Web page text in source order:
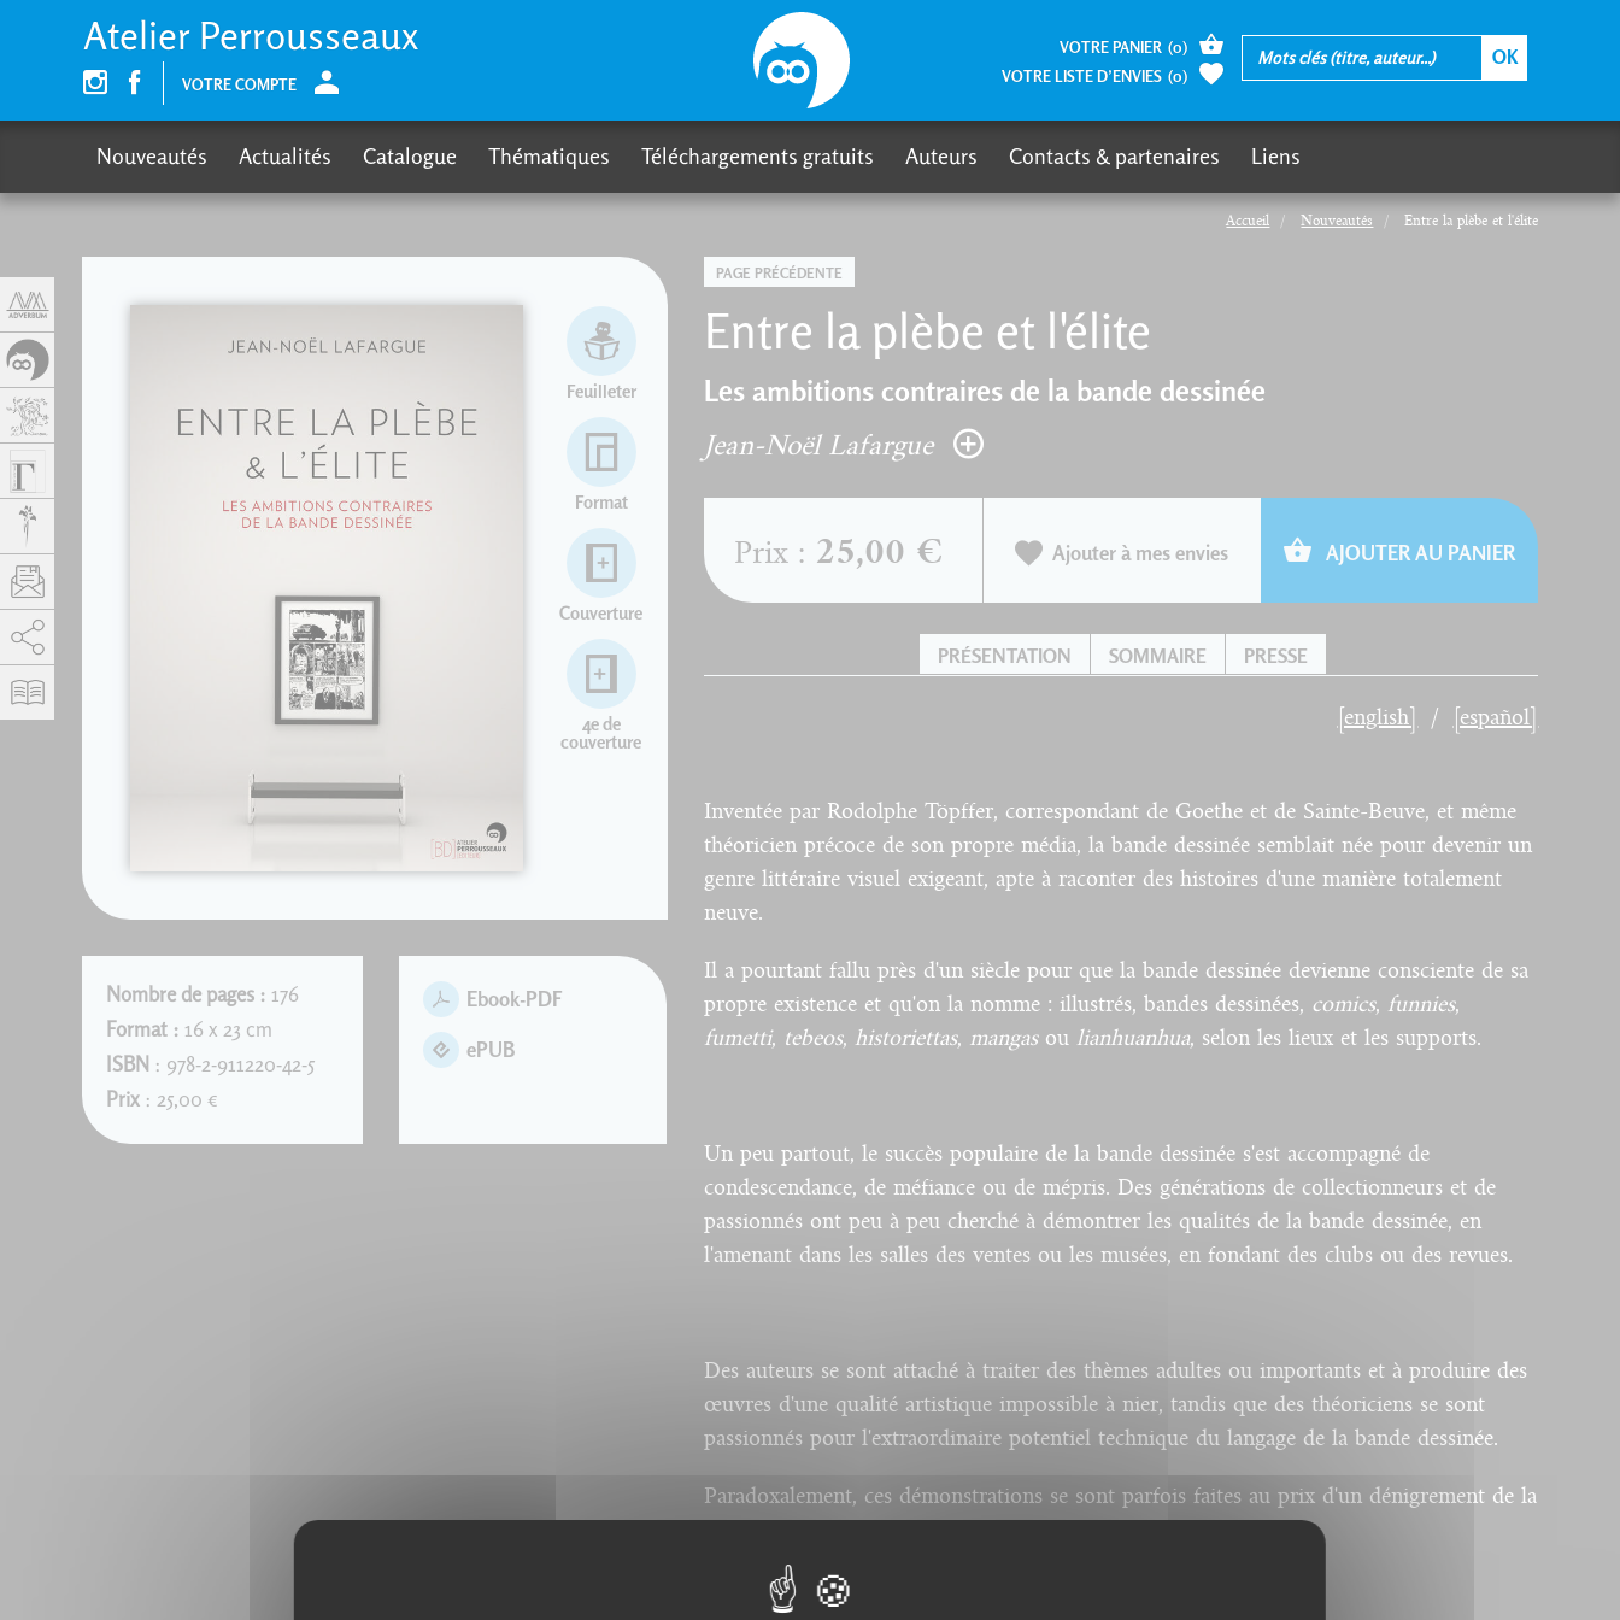
Accueil Nouveautés Entre la plèbe et l'élite
PAGE PRÉCÉDENTE
Entre la plèbe et l'élite
Les ambitions contraires de la bande dessinée
Jean-Noël Lafargue
Feuilleter
Format
Couverture
4e de
couverture
Nombre de pages : 176
Format : 16 x 23 cm
ISBN : 978-2-911220-42-5
Prix: 25,00 €
Ebook-PDF
ePUB
Prix : 25,00 € Ajouter à mes envies AJOUTER AU PANIER
PRÉSENTATION SOMMAIRE PRESSE
[english] [español]
Inventée par Rodolphe Töpffer, correspondant de Goethe et de Sainte-Beuve, et même
théoricien précoce de son propre média, la bande dessinée semblait née pour devenir un
genre littéraire visuel exigeant, apte à raconter des histoires d'une manière totalement
neuve.
Il a pourtant fallu près d'un siècle pour que la bande dessinée devienne consciente de sa
propre existence et qu'on la nomme : illustrés, bandes dessinées, comics, funnies,
fumetti, tebeos, historiettas, mangasou lianhuanhua, selon les lieux et les supports.
Un peu partout, le succès populaire de la bande dessinée s'est accompagné de
condescendance, de méfiance ou de mépris. Des générations de collectionneurs et de
passionnés ont peu à peu cherché à démontrer les qualités de la bande dessinée, en
l'amenant dans les salles des ventes ou les musées, en fondant des clubs ou des revues.
Des auteurs se sont attaché à traiter des thèmes adultes ou importants et à produire des
œuvres d'une qualité artistique impossible à nier, tandis que des théoriciens se sont
passionnés pour l'extraordinaire potentiel technique du langage de la bande dessinée.
Paradoxalement, ces démonstrations se sont parfois faites au prix d'un dénigrement de la
Atelier Perrousseaux
VOTRE COMPTE
VOTRE PANIER (0)
VOTRE LISTE D’ENVIES (0)
Nouveautés Actualités Catalogue Thématiques Téléchargements gratuits Auteurs Contacts & partenaires Liens
Panneau de gestion des cookies